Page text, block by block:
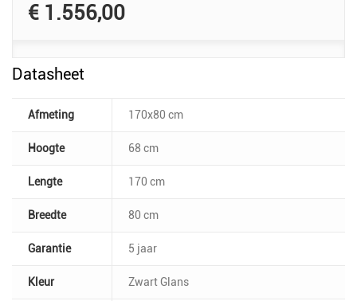
€ 1.556,00
Datasheet
Afmeting 170x80 cm
Hoogte 68 cm
Lengte 170 cm
Breedte 80 cm
Garantie 5 jaar
Kleur Zwart Glans